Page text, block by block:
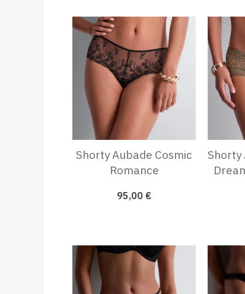
Shorty Aubade Cosmic
Romance
95,00 €
Shorty